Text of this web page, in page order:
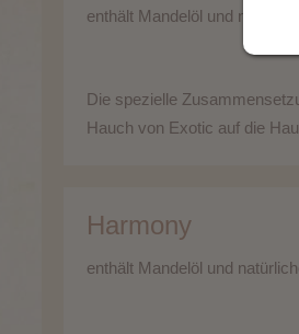
enthält Mandelöl und
Die spezielle
Hauch von Exotic auf die
Harmony
enthält Mandelöl und